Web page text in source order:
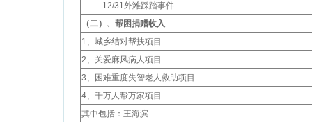
12/31外滩踩踏事件
（二）、帮困捐赠收入
1、城乡结对帮扶项目
2、关爱麻风病人项目
3、困难重度失智老人救助项目
4、千万人帮万家项目
其中包括：王海滨